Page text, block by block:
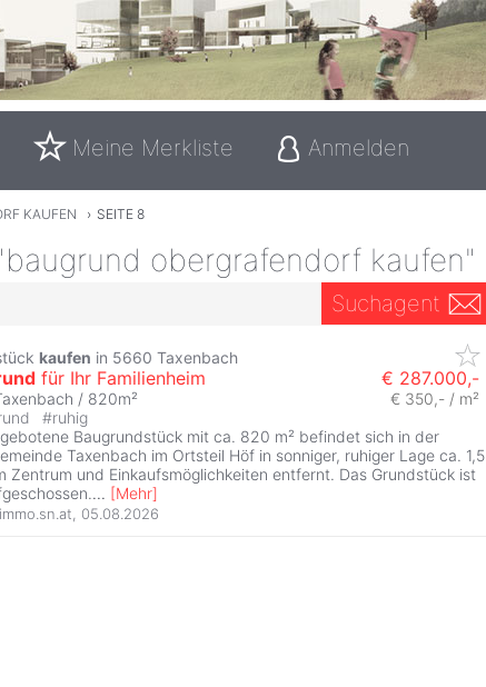
Meine Merkliste Anmelden
KAUFEN › SEITE 8
obergrafendorf kaufen"
Suchagent
kaufen in 5660 Taxenbach
für Ihr Familienheim € 287.000,-
/ 820m²
€ 350,- / m²
#ruhig
Baugrundstück mit ca. 820 m² befindet sich in der
Taxenbach im Ortsteil Höf in sonniger, ruhiger Lage ca. 1,5
Zentrum und Einkaufsmöglichkeiten entfernt. Das Grundstück ist
... [Mehr]
05.08.2026